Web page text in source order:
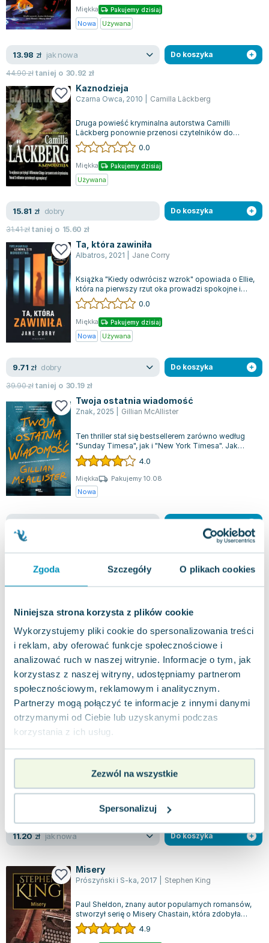
Zgoda Szczegóły O plikach cookies
Niniejsza strona korzysta z plików cookie
Wykorzystujemy pliki cookie do spersonalizowania treści
i reklam, aby oferować funkcje społecznościowe i
analizować ruch w naszej witrynie. Informacje o tym, jak
korzystasz z naszej witryny, udostępniamy partnerom
społecznościowym, reklamowym i analitycznym.
Partnerzy mogą połączyć te informacje z innymi danymi
otrzymanymi od Ciebie lub uzyskanymi podczas
korzystania z ich usług.
Zezwól na wszystkie
Spersonalizuj
Miękka Pakujemy dzisiaj
Nowa Używana
13.98 zł jak nowa
44.90złtaniej o 30.92 zł
Do koszyka
Kaznodzieja
Czarna Owca, 2010 Camilla Läckberg
Druga powieść kryminalna autorstwa Camilli
Läckberg ponownie przenosi czytelników do
urokliwej, choć tajemniczej miejscowości Fjäl...
0.0
Miękka Pakujemy dzisiaj
Używana
15.81 zł dobry
31.41złtaniej o 15.60 zł
Do koszyka
Ta, która zawiniła
Albatros, 2021 Jane Corry
Książka "Kiedy odwrócisz wzrok" opowiada o Ellie,
która na pierwszy rzut oka prowadzi spokojne i
szczęśliwe życie u boku swojego m...
0.0
Miękka Pakujemy dzisiaj
Nowa Używana
9.71 zł dobry
39.90złtaniej o 30.19 zł
Do koszyka
Twoja ostatnia wiadomość
Znak, 2025 Gillian McAllister
Ten thriller stał się bestsellerem zarówno według
"Sunday Timesa", jak i "New York Timesa". Jak
dobrze znasz osobę, z którą dzieli...
4.0
Miękka
Pakujemy 10.08
Nowa
49.99zł
Rana
Marginesy,2019| Wojciech Chmielarz
rozpoczyna się, gdy Marysia, uczennica...
0.0
Miękka Pakujemy dzisiaj
Używana
9.33zł widoczne ślady używania
44.90 zł
Do koszyka
Za zamkniętymi drzwiami
B.A. Paris
ŚWIATOWY BESTSELLER, KTÓRY WSTRZĄSNĄŁ
ŚWIATEM WYDAWNICZYM. Perfekcyjne
małżeństwo czy subtelna mistyfikacja? Wszyscy
mieliśmy okaz...
0.0
Miękka Pakujemy dzisiaj
Używana
11.20zł jak nowa Do koszyka
Misery
Prószyński i S-ka, 2017 Stephen King
Paul Sheldon, znany autor popularnych romansów,
stworzył serię o Misery Chastain, która zdobyła
szerokie uznanie wśród czytelników...
4.9